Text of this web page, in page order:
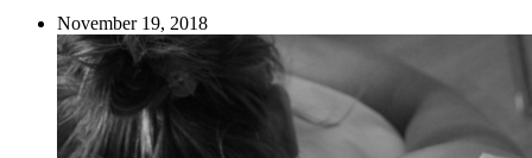
November 19, 2018